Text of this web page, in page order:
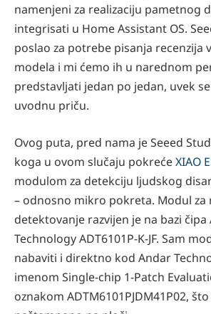
namenjeni za realizaciju pametnog
integrisati u Home Assistant OS.
poslao za potrebe pisanja recenzija
modela i mi ćemo ih u narednom
predstavljati jedan po jedan, uvek
uvodnu priču.
Ovog puta, pred nama je Seeed
koga u ovom slučaju pokrećeXIAO
modulom za detekciju ljudskog
– odnosno mikro pokreta. Modul za
detektovanje razvijen je na bazi čipa
Technology ADT6101P-K-JF. Sam
nabaviti i direktno kod Andar
imenom Single-chip 1-Patch
oznakom ADTM6101PJDM41P02,